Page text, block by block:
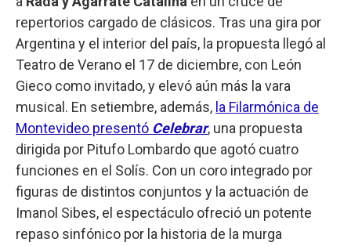
repertorios cargado de clásicos. Tras una gira por
Argentina y el interior del país, la propuesta llegó al
Teatro de Verano el 17 de diciembre, con León
Gieco como invitado, y elevó aún más la vara
musical. En setiembre, además, la Filarmónica de
Montevideo presentó Celebrar, una propuesta
dirigida por Pitufo Lombardo que agotó cuatro
funciones en el Solís. Con un coro integrado por
figuras de distintos conjuntos y la actuación de
Imanol Sibes, el espectáculo ofreció un potente
repaso sinfónico por la historia de la murga